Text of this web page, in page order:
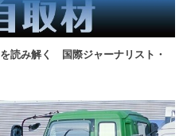
読み解く 国際ジャーナリスト・